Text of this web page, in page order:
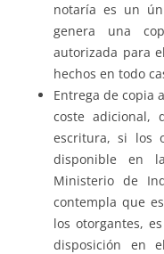
notaría es un
genera una
autorizada para
hechos en todo
Entrega de copia
coste adicional,
escritura, si los
disponible en
Ministerio de
contempla que
los otorgantes,
disposición en